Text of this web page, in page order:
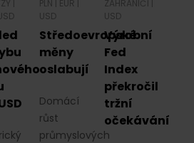
PLN
EUR
USD
Středoevropské
měny
oslabují
Domácí
růst
průmyslových
ZAHRANIČÍ
USD
Výrobní
Fed
Index
překročil
tržní
očekávání